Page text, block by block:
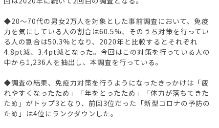
◆20～70代の男女2万人を対象とした事前調査において、免疫
力を気にしている人の割合は60.5%、そのうち対策を行ってい
る人の割合は50.3%となり、2020年と比較するとそれぞれ
4.8pt減、3.4pt減となった。今回はこの対策を行っている人の
中から1,236人を抽出し、本調査を行っている。
◆調査の結果、免疫力対策を行うようになったきっかけは「疲
れやすくなったため」「年をとったため」「体力が落ちてきた
ため」がトップ3となり、前回3位だった「新型コロナの予防の
ため」は4位にランクダウンした。